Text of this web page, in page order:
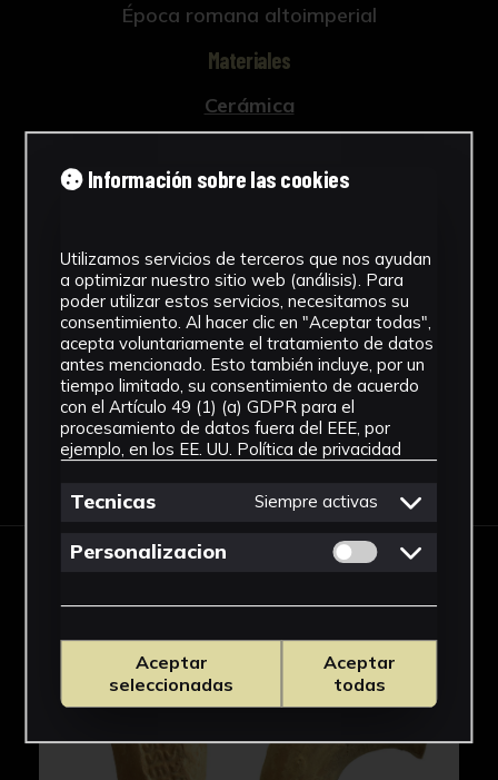
Época romana altoimperial
Materiales
Cerámica
Laboratorio de Investigación
Procedencia
Alcalá del Río
Ver más
Descargar Ficha
Información sobre las cookies
Utilizamos servicios de terceros que nos ayudan
a optimizar nuestro sitio web (análisis). Para
poder utilizar estos servicios, necesitamos su
consentimiento. Al hacer clic en "Aceptar todas",
acepta voluntariamente el tratamiento de datos
antes mencionado. Esto también incluye, por un
tiempo limitado, su consentimiento de acuerdo
con el Artículo 49 (1) (a) GDPR para el
procesamiento de datos fuera del EEE, por
ejemplo, en los EE. UU. Política de privacidad
Tecnicas Siempre activas
Personalizacion Permitir cookies
Aceptar
seleccionadas
Aceptar
todas